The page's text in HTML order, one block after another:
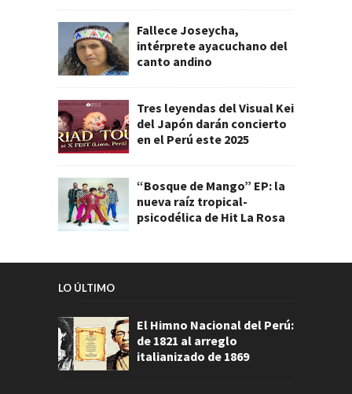
Fallece Joseycha,
intérprete ayacuchano del
canto andino
Tres leyendas del Visual Kei
del Japón darán concierto
en el Perú este 2025
“Bosque de Mango” EP: la
nueva raíz tropical-
psicodélica de Hit La Rosa
LO ÚLTIMO
El Himno Nacional del Perú:
de 1821 al arreglo
italianizado de 1869